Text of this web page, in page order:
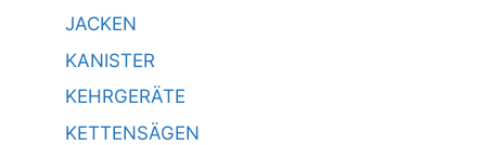
JACKEN
KANISTER
KEHRGERÄTE
KETTENSÄGEN